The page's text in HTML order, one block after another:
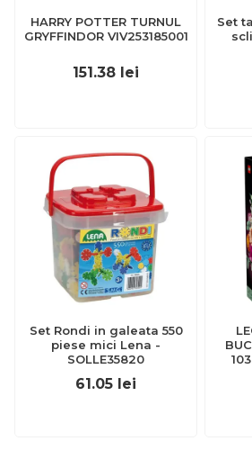
HARRY POTTER TURNUL
GRYFFINDOR VIV253185001
151.38 lei
Set
Set Rondi in galeata 550
piese mici Lena -
SOLLE35820
61.05 lei